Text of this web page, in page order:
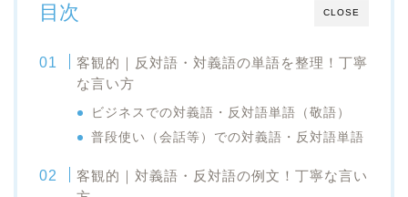
CLOSE
目次
客観的｜反対語・対義語の単語を整理！丁寧
な言い方
ビジネスでの対義語・反対語単語（敬語）
普段使い（会話等）での対義語・反対語単語
客観的｜対義語・反対語の例文！丁寧な言い